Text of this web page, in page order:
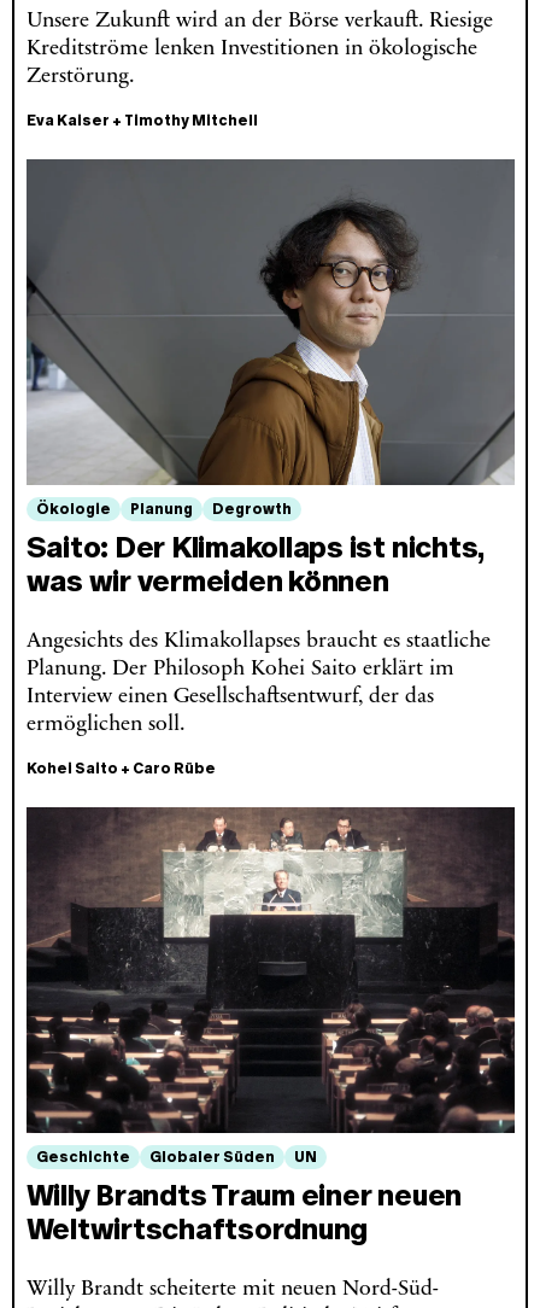
Unsere Zukunft wird an der Börse verkauft. Riesige
Kreditströme lenken Investitionen in ökologische
Zerstörung.
Eva Kaiser + Timothy Mitchell
Ökologie Planung Degrowth
Saito: Der Klimakollaps ist nichts,
was wir vermeiden können
Angesichts des Klimakollapses braucht es staatliche
Planung. Der Philosoph Kohei Saito erklärt im
Interview einen Gesellschaftsentwurf, der das
ermöglichen soll.
Kohei Saito + Caro Rübe
Geschichte Globaler Süden UN
Willy Brandts Traum einer neuen
Weltwirtschaftsordnung
Willy Brandt scheiterte mit neuen Nord-Süd-